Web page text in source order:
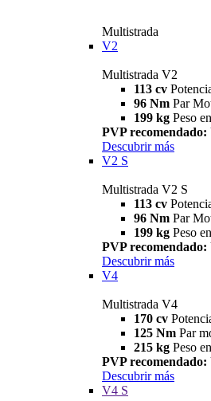
Multistrada
V2
Multistrada V2
113 cv
96 Nm Par
199 kg Peso
PVP recomendado:
Descubrir más
V2 S
Multistrada V2 S
113 cv
96 Nm Par
199 kg Peso
PVP recomendado:
Descubrir más
V4
Multistrada V4
170 cv
125 Nm Par
215 kg Peso
PVP recomendado:
Descubrir más
V4 S